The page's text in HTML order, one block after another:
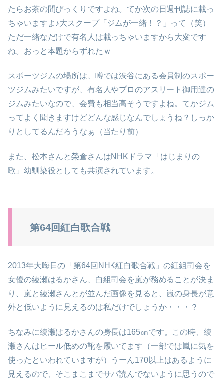
たらお茶の間びっくりですよね。てか次の日週刊誌に載っ
ちゃいますよ♪大スクープ「ジムが一緒！？」って（笑）
ただ一緒なだけで有名人は載っちゃいますから大変です
ね。おっと本題からずれたｗ
スポーツジムの場所は、噂では渋谷にある会員制のスポー
ツジムみたいですが、有名人やプロのアスリート御用達の
ジムみたいなので、会費も相当高そうですよね。てかジム
ってよく聞きますけどどんな感じなんでしょうね？しっか
りとしてるんだろうなぁ（当たり前）
また、松本さんと榮倉さんはNHKドラマ「はじまりの
歌」幼馴染役としても共演されています。
第64回紅白歌合戦
2013年大晦日の「第64回NHK紅白歌合戦」の紅組司会を
女優の綾瀬はるかさん、白組司会を嵐が務めることが決ま
り、嵐と綾瀬さんとが並んだ画像を見ると、嵐の身長が意
外と低いように見えるのは私だけでしょうか・・・？
ちなみに綾瀬はるかさんの身長は165㎝です。この時、綾
瀬さんはヒール低めの靴を履いてます（一部では嵐に気を
使ったといわれていますが）うーん170以上はあるように
見えるので、そこまこまでサバ読んでないように思うので